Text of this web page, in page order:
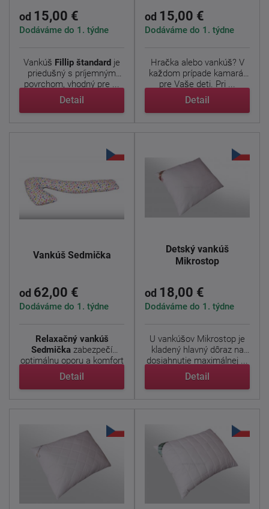
od 15,00 €
Dodáváme do 1. týdne
Vankúš Fillip štandard je
priedušný s príjemným
povrchom, vhodný pre ...
Detail
od 15,00 €
Dodáváme do 1. týdne
Hračka alebo vankúš? V
každom prípade kamarát
pre Vaše deti. Pri ...
Detail
Vankúš Sedmička
od 62,00 €
Dodáváme do 1. týdne
Relaxačný vankúš
Sedmička zabezpečí
optimálnu oporu a komfort
pri ...
Detail
Detský vankúš
Mikrostop
od 18,00 €
Dodáváme do 1. týdne
U vankúšov Mikrostop je
kladený hlavný dôraz na
dosiahnutie maximálnej ...
Detail